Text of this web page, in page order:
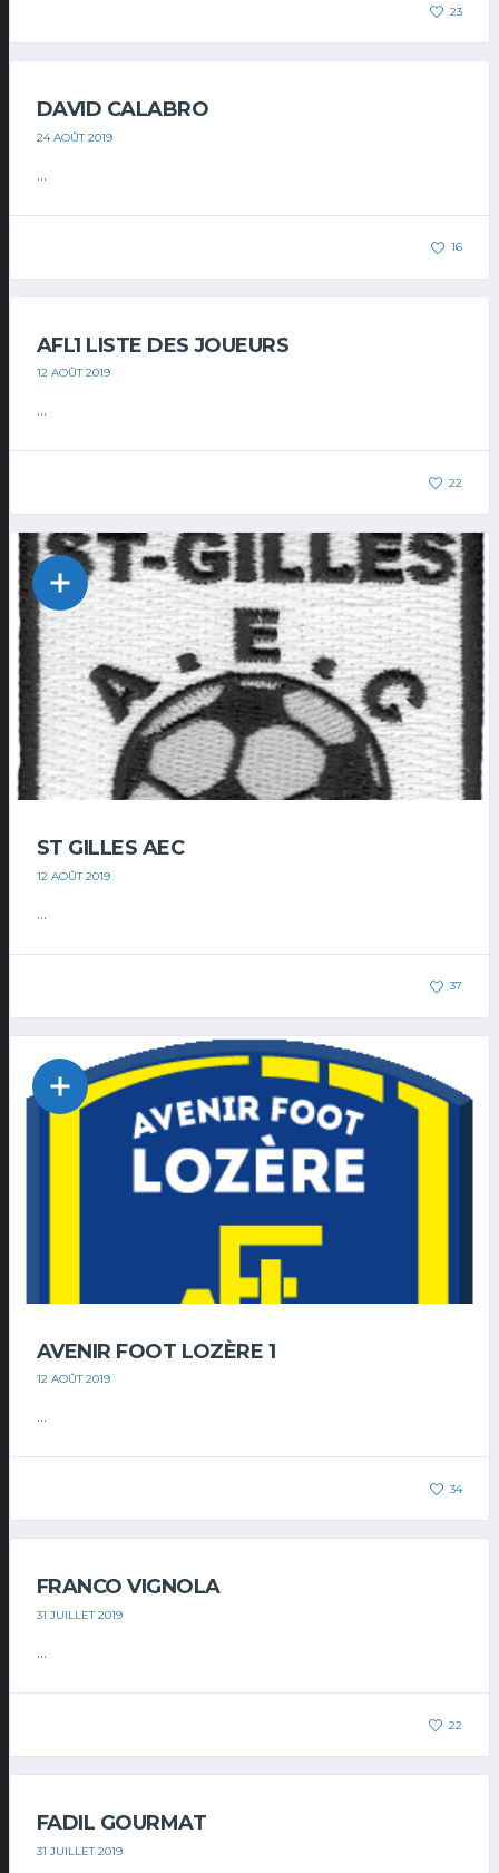
23
DAVID CALABRO
24 AOÛT 2019
...
16
AFL1 LISTE DES JOUEURS
12 AOÛT 2019
...
22
ST GILLES AEC
12 AOÛT 2019
...
37
AVENIR FOOT LOZÈRE 1
12 AOÛT 2019
...
34
FRANCO VIGNOLA
31 JUILLET 2019
...
22
FADIL GOURMAT
31 JUILLET 2019